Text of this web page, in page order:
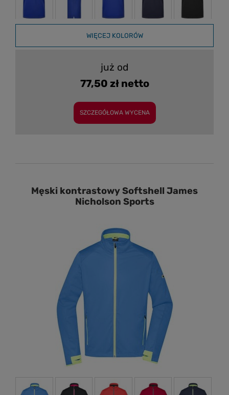
WIĘCEJ KOLORÓW
już od
77,50 zł netto
SZCZEGÓŁOWA WYCENA
Męski kontrastowy Softshell James
Nicholson Sports